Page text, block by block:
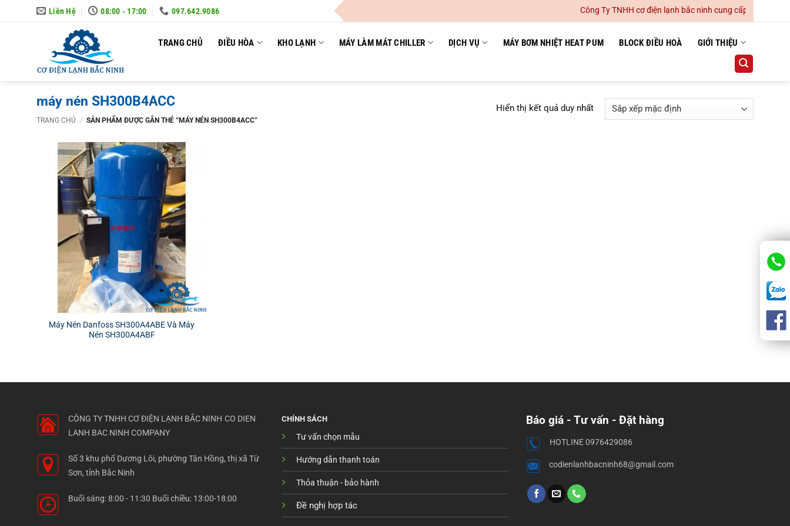
to
Liên Hệ 08:00 - 17:00 097.642.9086 Công Ty TNHH cơ điện lạnh bắc ninh cung cấp lắp đặt hệ
TRANG CHỦ ĐIỀU HÒA KHO LẠNH MÁY LÀM MÁT CHILLER DỊCH VỤ MÁY BƠM NHIỆT HEAT PUM BLOCK ĐIỀU HOÀ GIỚI THIỆU
máy nén SH300B4ACC
TRANG CHỦ / SẢN PHẨM ĐƯỢC GẮN THẺ “MÁY NÉN SH300B4ACC”
Hiển thị kết quả duy nhất
Máy Nén Danfoss SH300A4ABE Và Máy
Nén SH300A4ABF
CÔNG TY TNHH CƠ ĐIỆN LẠNH BẮC NINH CO DIEN
LANH BAC NINH COMPANY
Số 3 khu phố Dương Lôi, phường Tân Hồng, thị xã Từ
Sơn, tỉnh Bắc Ninh
Buổi sáng: 8:00 - 11:30 Buổi chiều: 13:00-18:00
CHÍNH SÁCH
Tư vấn chọn mẫu
Hướng dẫn thanh toán
Thỏa thuận - bảo hành
Đề nghị hợp tác
Báo giá - Tư vấn - Đặt hàng
HOTLINE 0976429086
codienlanhbacninh68@gmail.com